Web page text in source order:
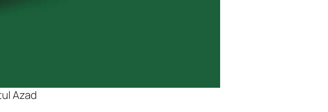
Azad